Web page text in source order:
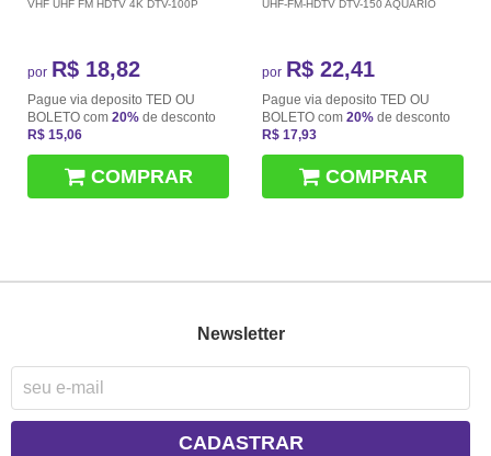
VHF UHF FM HDTV 4K DTV-100P
por R$ 18,82
Pague via deposito TED OU
BOLETO com 20% de desconto
R$ 15,06
COMPRAR
UHF-FM-HDTV DTV-150 AQUARIO
por R$ 22,41
Pague via deposito TED OU
BOLETO com 20% de desconto
R$ 17,93
COMPRAR
Newsletter
CADASTRAR